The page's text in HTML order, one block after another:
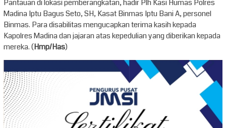
Pantauan di lokasi pemberangkatan, hadir Plh Kasi Humas Polres
Madina Iptu Bagus Seto, SH, Kasat Binmas Iptu Bani A, personel
Binmas. Para disabilitas mengucapkan terima kasih kepada
Kapolres Madina dan jajaran atas kepedulian yang diberikan kepada
mereka. (Hmp/Has)